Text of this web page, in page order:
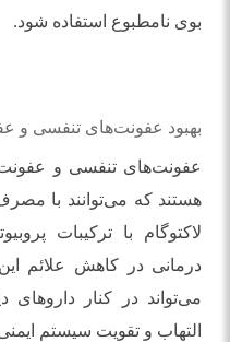
بوی نامطبوع استفاده شود.
بهبود عفونت‌های تنفسی و
عفونت‌های تنفسی و
هستند که می‌توانند با
لاکتوگام با ترکیبات
درمانی در کاهش علائم
می‌تواند در کنار
التهاب و تقویت سیستم